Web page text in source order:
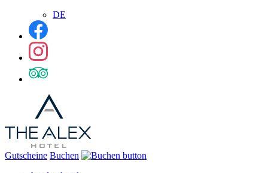
DE
Gutscheine Buchen